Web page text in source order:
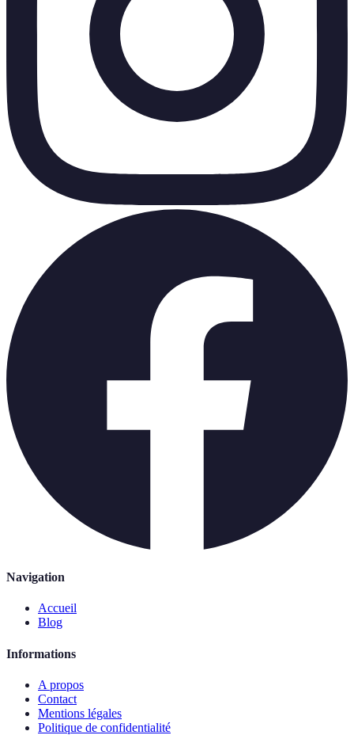
Navigation
Accueil
Blog
Informations
A propos
Contact
Mentions légales
Politique de confidentialité